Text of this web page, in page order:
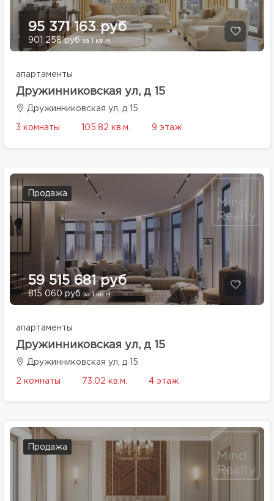
95 371 163 руб
901 258 руб за 1 кв.м.
апартаменты
Дружинниковская ул, д 15
Дружинниковская ул, д 15
3 комнаты 105.82 кв.м. 9 этаж
Продажа
59 515 681 руб
815 060 руб за 1 кв.м.
апартаменты
Дружинниковская ул, д 15
Дружинниковская ул, д 15
2 комнаты 73.02 кв.м. 4 этаж
Продажа